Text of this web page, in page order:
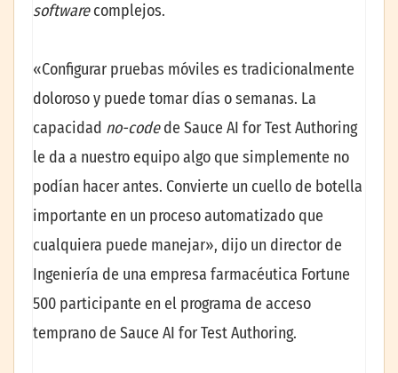
softwarecomplejos.
«Configurar pruebas móviles es tradicionalmente
doloroso y puede tomar días o semanas. La
capacidad no-codede Sauce AI for Test Authoring
le da a nuestro equipo algo que simplemente no
podían hacer antes. Convierte un cuello de botella
importante en un proceso automatizado que
cualquiera puede manejar», dijo un director de
Ingeniería de una empresa farmacéutica Fortune
500 participante en el programa de acceso
temprano de Sauce AI for Test Authoring.